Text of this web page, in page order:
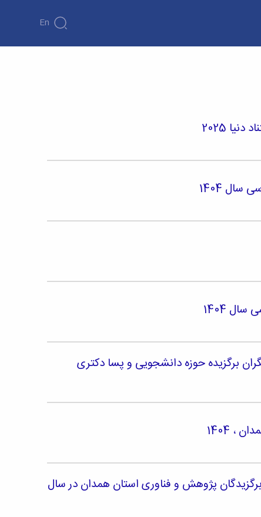
En
2025
1404
1404
برگزیده حوزه دانشجویی و پسا دکتری
1404
پژوهش و فناوری استان همدان در سال